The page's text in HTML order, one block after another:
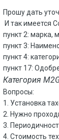
Прошу дать
И так имеется
пункт 2: марка,
пункт 3:
пункт 4:
пункт 17:
Категория
Вопросы:
1. Установка
2. Нужно
3.
4. Стоимость